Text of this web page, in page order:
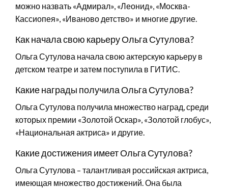
можно назвать «Адмирал», «Леонид», «Москва-
Кассиопея», «Иваново детство» и многие другие.
Как начала свою карьеру Ольга Сутулова?
Ольга Сутулова начала свою актерскую карьеру в
детском театре и затем поступила в ГИТИС.
Какие награды получила Ольга Сутулова?
Ольга Сутулова получила множество наград, среди
которых премии «Золотой Оскар», «Золотой глобус»,
«Национальная актриса» и другие.
Какие достижения имеет Ольга Сутулова?
Ольга Сутулова – талантливая российская актриса,
имеющая множество достижений. Она была